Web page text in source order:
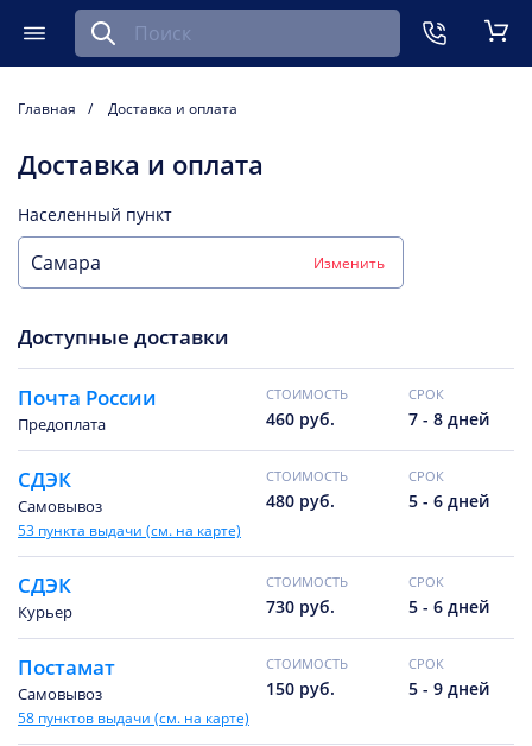
Меню
Найти запчасть для мобильного устройства
Главная Доставка и оплата
Доставка и оплата
Населенный пункт
Изменить
Доступные доставки
Почта России
Предоплата
CТОИМОСТЬ
460 руб.
CРОК
7 - 8 дней
СДЭК
Самовывоз
CТОИМОСТЬ
480 руб.
CРОК
5 - 6 дней
53 пункта выдачи (см. на карте)
СДЭК
Курьер
CТОИМОСТЬ
730 руб.
CРОК
5 - 6 дней
Постамат
Самовывоз
CТОИМОСТЬ
150 руб.
CРОК
5 - 9 дней
58 пунктов выдачи (см. на карте)